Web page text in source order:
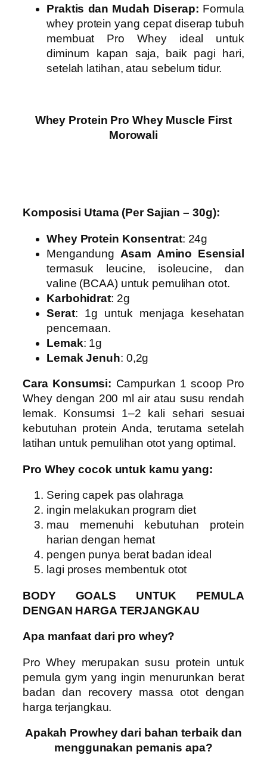
Praktis dan Mudah Diserap: Formula
whey protein yang cepat diserap tubuh
membuat Pro Whey ideal untuk
diminum kapan saja, baik pagi hari,
setelah latihan, atau sebelum tidur.
Whey Protein Pro Whey Muscle First
Morowali
Komposisi Utama (Per Sajian – 30g):
Whey Protein Konsentrat: 24g
Mengandung Asam Amino Esensial
termasuk leucine, isoleucine, dan
valine (BCAA) untuk pemulihan otot.
Karbohidrat: 2g
Serat: 1g untuk menjaga kesehatan
pencernaan.
Lemak: 1g
Lemak Jenuh: 0,2g
Cara Konsumsi: Campurkan 1 scoop Pro
Whey dengan 200 ml air atau susu rendah
lemak. Konsumsi 1–2 kali sehari sesuai
kebutuhan protein Anda, terutama setelah
latihan untuk pemulihan otot yang optimal.
Pro Whey cocok untuk kamu yang:
Sering capek pas olahraga
ingin melakukan program diet
mau memenuhi kebutuhan protein
harian dengan hemat
pengen punya berat badan ideal
lagi proses membentuk otot
BODY GOALS UNTUK PEMULA
DENGAN HARGA TERJANGKAU
Apa manfaat dari pro whey?
Pro Wheymerupakan susu protein untuk
pemula gym yang ingin menurunkan berat
badan dan recovery massa otot dengan
harga terjangkau.
Apakah Prowhey dari bahan terbaik dan
menggunakan pemanis apa?